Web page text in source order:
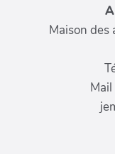
Maison des